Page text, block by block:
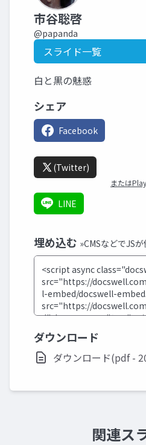
市谷聡啓
@papanda
スライド一覧
白と黒の魅惑
シェア
Facebook
(Twitter)
または
LINE
埋め込む »CMSなどでJS
ダウンロード
ダウンロード(pdf -
関連ス